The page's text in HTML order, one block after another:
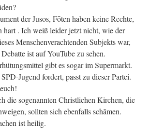
der Jusos, Fōten haben keine Rechte,
hart . Ich weiß leider jetzt nicht, wie der
Menschenverachtenden Subjekts war,
ist auf YouTube zu sehen.
gibt es sogar im Supermarkt.
Jugend fordert, passt zu dieser Partei.
die sogenannten Christlichen Kirchen, die
sollten sich ebenfalls schãmen.
ist heilig.